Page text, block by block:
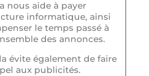
nous aide à payer
informatique, ainsi
le temps passé à
des annonces.
évite également de faire
aux publicités.